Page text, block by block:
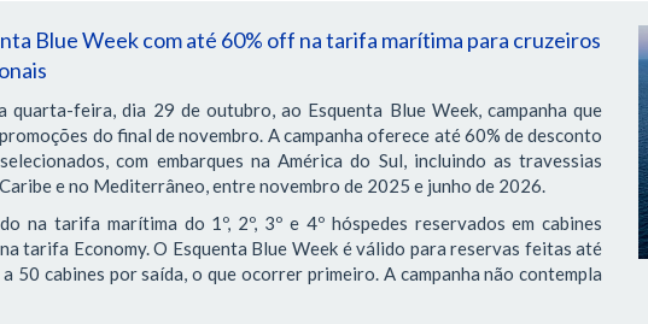
Blue Week com até 60% off na tarifa marítima para cruzeiros
quarta-feira, dia 29 de outubro, ao Esquenta Blue Week, campanha que
do final de novembro. A campanha oferece até 60% de desconto
com embarques na América do Sul, incluindo as travessias
e no Mediterrâneo, entre novembro de 2025 e junho de 2026.
na tarifa marítima do 1º, 2º, 3º e 4º hóspedes reservados em cabines
tarifa Economy. O Esquenta Blue Week é válido para reservas feitas até
50 cabines por saída, o que ocorrer primeiro. A campanha não contempla